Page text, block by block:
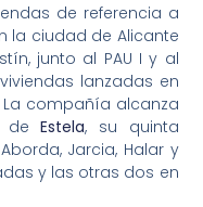
de referencia a
la ciudad de Alicante
junto al PAU I y al
lanzadas en
compañía alcanza
deEstela, su quinta
Jarcia, Halar y
y las otras dos en